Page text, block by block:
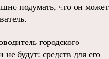
подумать, что он может
городского
будут: средств для его